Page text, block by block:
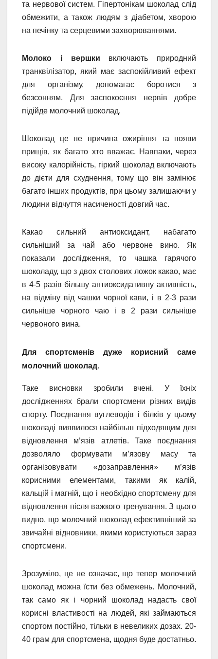
та нервової систем. Гіпертонікам шоколад слід
обмежити, а також людям з діабетом, хворою
на печінку та серцевими захворюваннями.
Молоко і вершки включають природний
транквілізатор, який має заспокійливий ефект
для організму, допомагає боротися з
безсонням. Для заспокоєння нервів добре
підійде молочний шоколад.
Шоколад це не причина ожиріння та появи
прищів, як багато хто вважає. Навпаки, через
високу калорійність, гіркий шоколад включають
до дієти для схуднення, тому що він замінює
багато інших продуктів, при цьому залишаючи у
людини відчуття насиченості довгий час.
Какао сильний антиоксидант, набагато
сильніший за чай або червоне вино. Як
показали дослідження, то чашка гарячого
шоколаду, що з двох столових ложок какао, має
в 4-5 разів більшу антиоксидативну активність,
на відміну від чашки чорної кави, і в 2-3 рази
сильніше чорного чаю і в 2 рази сильніше
червоного вина.
Для спортсменів дуже корисний саме
молочний шоколад.
Таке висновки зробили вчені. У їхніх
дослідженнях брали спортсмени різних видів
спорту. Поєднання вуглеводів і білків у цьому
шоколаді виявилося найбільш підходящим для
відновлення м’язів атлетів. Таке поєднання
дозволяло формувати м’язову масу та
організовувати «дозаправлення» м’язів
корисними елементами, такими як калій,
кальцій і магній, що і необхідно спортсмену для
відновлення після важкого тренування. З цього
видно, що молочний шоколад ефективніший за
звичайні відновники, якими користуються зараз
спортсмени.
Зрозуміло, це не означає, що тепер молочний
шоколад можна їсти без обмежень. Молочний,
так само як і чорний шоколад надасть свої
корисні властивості на людей, які займаються
спортом постійно, тільки в невеликих дозах. 20-
40 грам для спортсмена, щодня буде достатньо.